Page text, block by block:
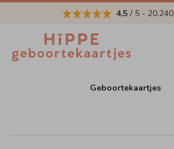
4,5 / 5 - 20.240
Geboortekaartjes